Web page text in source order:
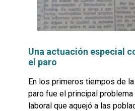
Una actuación especial
el paro
En los primeros tiempos de
paro fue el principal
laboral que aquejó a las